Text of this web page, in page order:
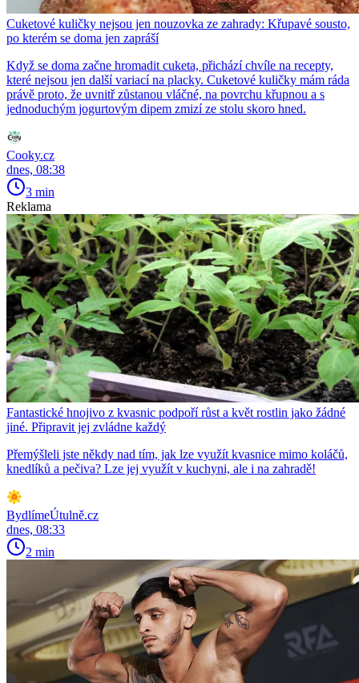
Cuketové kuličky nejsou jen nouzovka ze zahrady: Křupavé sousto,
po kterém se doma jen zapráší
Když se doma začne hromadit cuketa, přichází chvíle na recepty,
které nejsou jen další variací na placky. Cuketové kuličky mám ráda
právě proto, že uvnitř zůstanou vláčné, na povrchu křupnou a s
jednoduchým jogurtovým dipem zmizí ze stolu skoro hned.
Cooky.cz
dnes, 08:38
3 min
Reklama
Fantastické hnojivo z kvasnic podpoří růst a květ rostlin jako žádné
jiné. Připravit jej zvládne každý
Přemýšleli jste někdy nad tím, jak lze využít kvasnice mimo koláčů,
knedlíků a pečiva? Lze jej využít v kuchyni, ale i na zahradě!
BydlímeÚtulně.cz
dnes, 08:33
2 min